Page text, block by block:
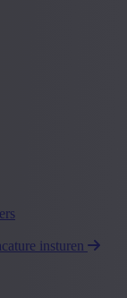
insturen